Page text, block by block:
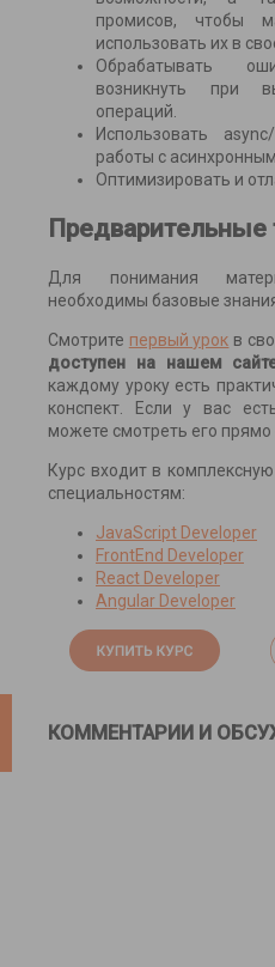
промисов, чтобы
использовать их в
Обрабатывать
возникнуть при
операций.
Использовать
работы с
Оптимизировать и
Предварительные
Для понимания
необходимы базовые
Смотрите первый урок в
доступен на нашем
каждому уроку есть
конспект. Если у вас
можете смотреть его прямо
Курс входит в
специальностям:
JavaScript Developer
FrontEnd Developer
React Developer
Angular Developer
КОММЕНТАРИИ И